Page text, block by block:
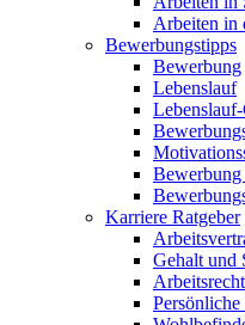
Arbeiten in
Bewerbungstipps
Bewerbung
Lebenslauf
Karriere Ratgeber
Gehalt und
Arbeitsrecht